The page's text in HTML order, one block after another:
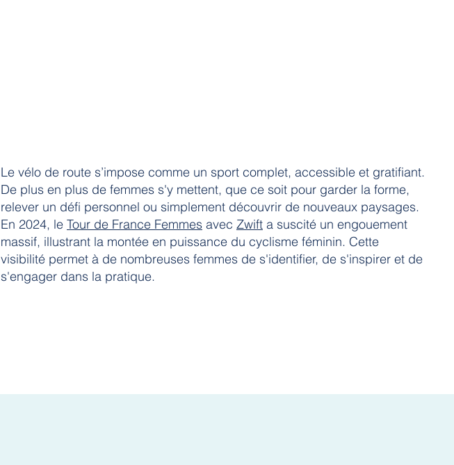
Le vélo de route s’impose comme un sport complet, accessible et gratifiant.
De plus en plus de femmes s'y mettent, que ce soit pour garder la forme,
relever un défi personnel ou simplement découvrir de nouveaux paysages.
En 2024, le Tour de France Femmes avec Zwift a suscité un engouement
massif, illustrant la montée en puissance du cyclisme féminin. Cette
visibilité permet à de nombreuses femmes de s'identifier, de s'inspirer et de
s'engager dans la pratique.